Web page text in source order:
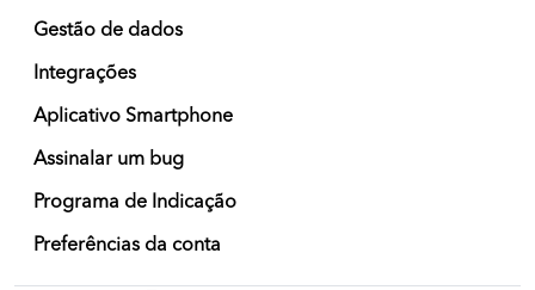
Gestão de dados
Integrações
Aplicativo Smartphone
Assinalar um bug
Programa de Indicação
Preferências da conta